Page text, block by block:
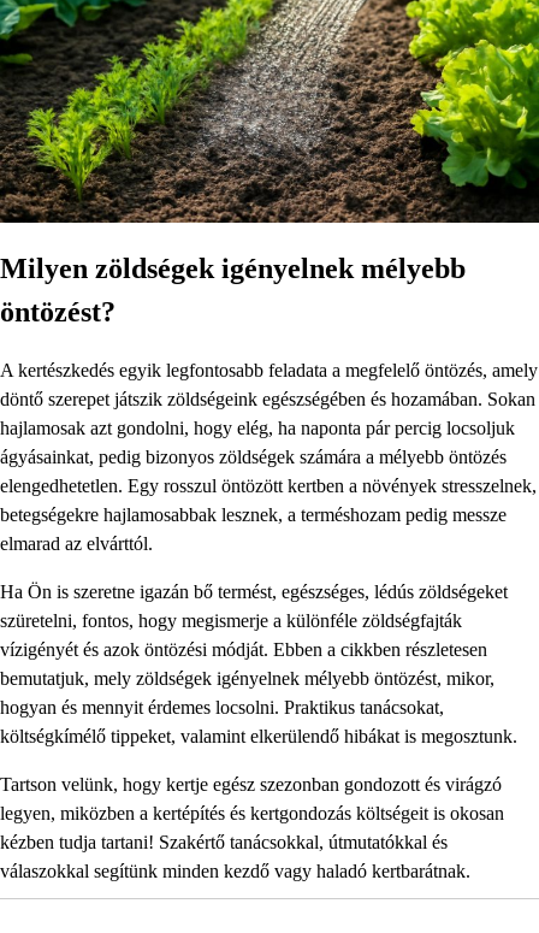
Milyen zöldségek igényelnek mélyebb
öntözést?
A kertészkedés egyik legfontosabb feladata a megfelelő öntözés, amely
döntő szerepet játszik zöldségeink egészségében és hozamában. Sokan
hajlamosak azt gondolni, hogy elég, ha naponta pár percig locsoljuk
ágyásainkat, pedig bizonyos zöldségek számára a mélyebb öntözés
elengedhetetlen. Egy rosszul öntözött kertben a növények stresszelnek,
betegségekre hajlamosabbak lesznek, a terméshozam pedig messze
elmarad az elvárttól.
Ha Ön is szeretne igazán bő termést, egészséges, lédús zöldségeket
szüretelni, fontos, hogy megismerje a különféle zöldségfajták
vízigényét és azok öntözési módját. Ebben a cikkben részletesen
bemutatjuk, mely zöldségek igényelnek mélyebb öntözést, mikor,
hogyan és mennyit érdemes locsolni. Praktikus tanácsokat,
költségkímélő tippeket, valamint elkerülendő hibákat is megosztunk.
Tartson velünk, hogy kertje egész szezonban gondozott és virágzó
legyen, miközben a kertépítés és kertgondozás költségeit is okosan
kézben tudja tartani! Szakértő tanácsokkal, útmutatókkal és
válaszokkal segítünk minden kezdő vagy haladó kertbarátnak.